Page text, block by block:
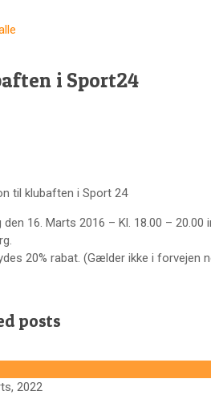
i Sport24
til klubaften i Sport 24
den 16. Marts 2016 – Kl. 18.00 –
20% rabat. (Gælder ikke i forvejen
posts
2022